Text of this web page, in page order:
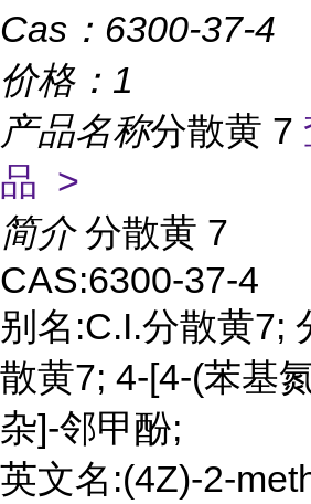
Cas： 6300-37-4
价格： 1
产品名称分散黄 7
品 >
简介 分散黄 7
CAS:6300-37-4
别名:C.I.分散黄7;
散黄7; 4-[4-(苯基
杂]-邻甲酚;
英文名:(4Z)-2-